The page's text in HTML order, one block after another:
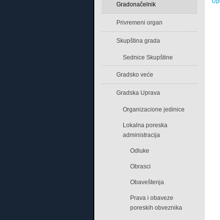
Gradonačelnik
Privremeni organ
Skupština grada
Sednice Skupštine
Gradsko veće
Gradska Uprava
Organizacione jedinice
Lokalna poreska
administracija
Odluke
Obrasci
Obaveštenja
Prava i obaveze
poreskih obveznika